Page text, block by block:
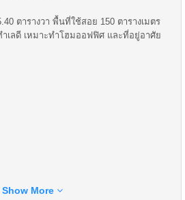
ตารางวา พื้นที่ใช้สอย 150 ตารางเมตร
เลดี เหมาะทำโฮมออฟฟิศ และที่อยู่อาศัย
Show More